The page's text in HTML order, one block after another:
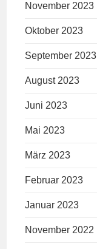
November 2023
Oktober 2023
September 2023
August 2023
Juni 2023
Mai 2023
März 2023
Februar 2023
Januar 2023
November 2022